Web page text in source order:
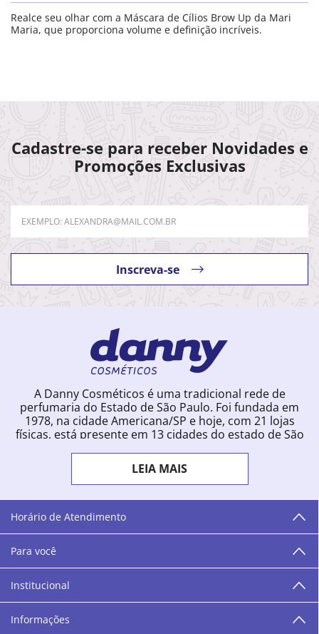
Realce seu olhar com a Máscara de Cílios Brow Up da Mari
Maria, que proporciona volume e definição incríveis.
Cadastre-se para receber Novidades e
Promoções Exclusivas
Inscreva-se
A Danny Cosméticos é uma tradicional rede de
perfumaria do Estado de São Paulo. Foi fundada em
1978, na cidade Americana/SP e hoje, com 21 lojas
físicas, está presente em 13 cidades do estado de São
começou a vender para todo o território brasileiro.
Com uma infinidade de marcas e a filosofia de vender
produtos que vão do popular ao luxo, a Danny
Cosméticos mantém parceria com aproximadamente
300 grandes fornecedores e lançamentos diários na
área de beleza. São 12 centros técnicos que oferecem
programação semanal de cursos e encontros.
“O varejo corre nas nossas veias como nossos valores
humanos, éticos e morais. E que o branco e o azul anil,
as cores da Danny Cosméticos, possam continuar
LEIA MAIS
Horário de Atendimento
Para você
Institucional
Informações